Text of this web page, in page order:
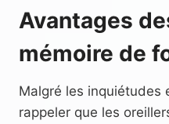
Avantages
mémoire de
Malgré les inquiétudes
rappeler que les